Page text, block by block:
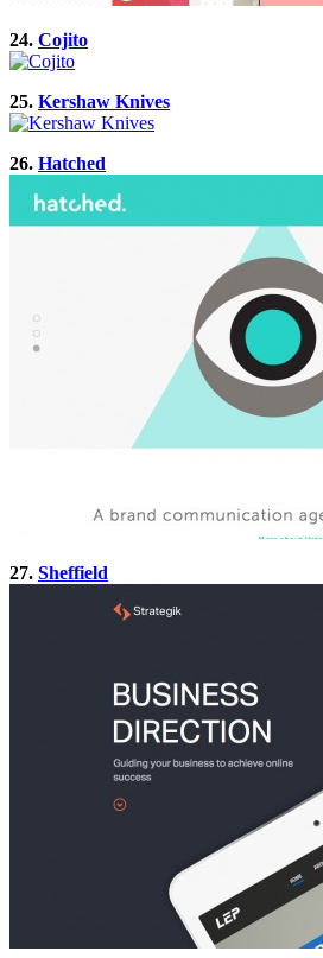
24. Cojito
25. Kershaw Knives
26. Hatched
27. Sheffield